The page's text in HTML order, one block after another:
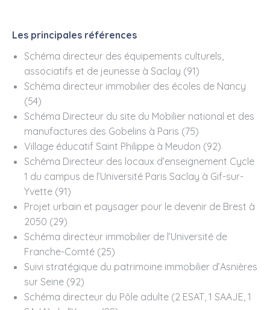
Les principales références
Schéma directeur des équipements culturels,
associatifs et de jeunesse à Saclay (91)
Schéma directeur immobilier des écoles de Nancy
(54)
Schéma Directeur du site du Mobilier national et des
manufactures des Gobelins à Paris (75)
Village éducatif Saint Philippe à Meudon (92)
Schéma Directeur des locaux d’enseignement Cycle
1 du campus de l’Université Paris Saclay à Gif-sur-
Yvette (91)
Projet urbain et paysager pour le devenir de Brest à
2050 (29)
Schéma directeur immobilier de l’Université de
Franche-Comté (25)
Suivi stratégique du patrimoine immobilier d’Asnières
sur Seine (92)
Schéma directeur du Pôle adulte (2 ESAT, 1 SAAJE, 1